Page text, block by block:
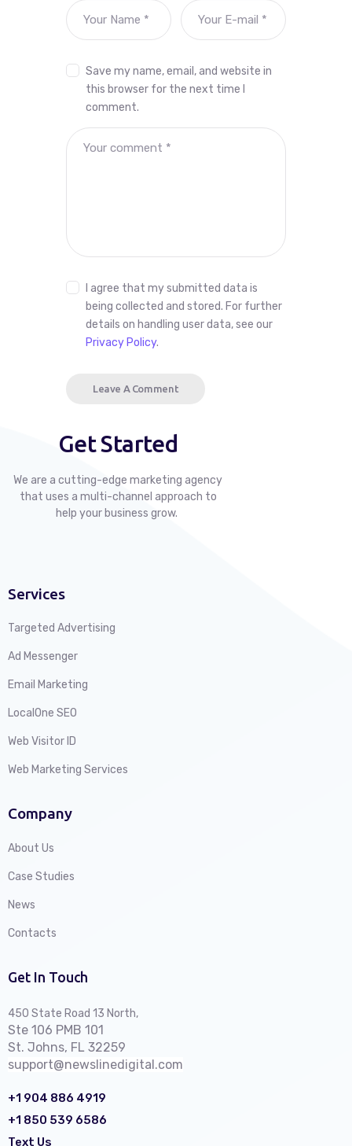
Save my name, email, and website in
this browser for the next time I
comment.
I agree that my submitted data is
being collected and stored. For further
details on handling user data, see our
Privacy Policy.
Get Started
We are a cutting-edge marketing agency
that uses a multi-channel approach to
help your business grow.
Services
Targeted Advertising
Ad Messenger
Email Marketing
LocalOne SEO
Web Visitor ID
Web Marketing Services
Company
About Us
Case Studies
News
Contacts
Get In Touch
450 State Road 13 North,
Ste 106 PMB 101
St. Johns, FL 32259
support@newslinedigital.com
+1 904 886 4919
+1 850 539 6586
Text Us